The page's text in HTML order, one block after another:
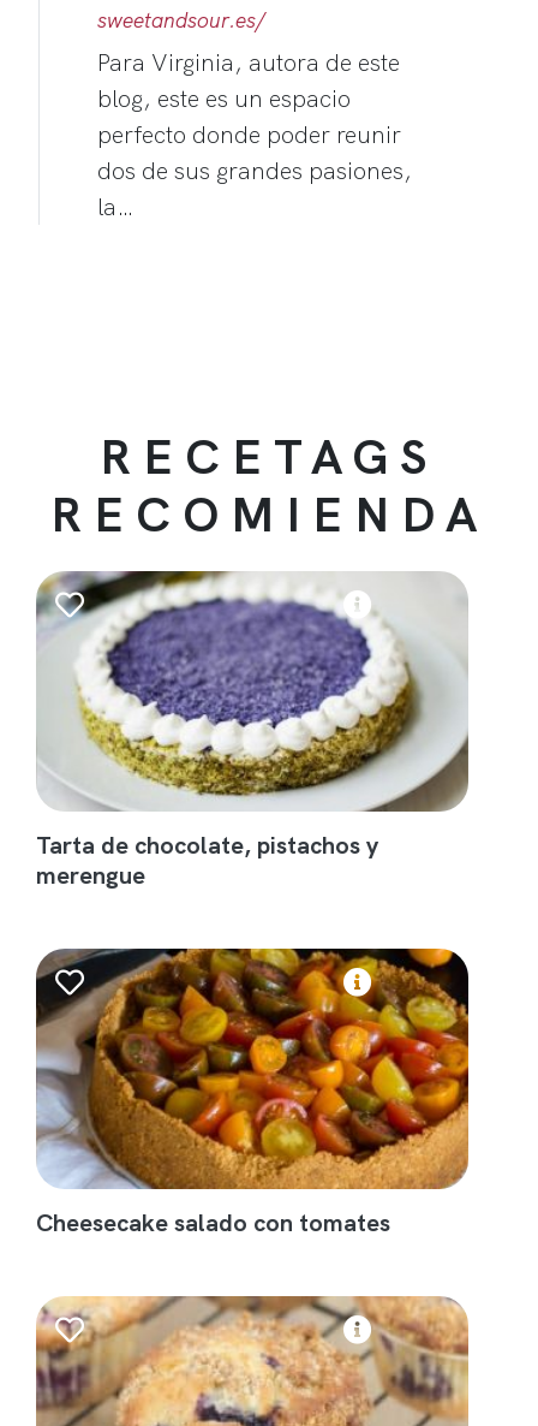
sweetandsour.es/
Para Virginia, autora de este
blog, este es un espacio
perfecto donde poder reunir
dos de sus grandes pasiones,
la…
RECETAGS
RECOMIENDA
Tarta de chocolate, pistachos y
merengue
Cheesecake salado con tomates